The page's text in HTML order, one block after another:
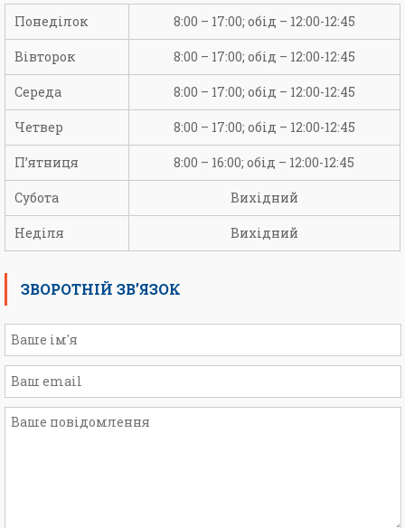
Понеділок 8:00 – 17:00; обід – 12:00-12:45
Вівторок 8:00 – 17:00; обід – 12:00-12:45
Середа 8:00 – 17:00; обід – 12:00-12:45
Четвер 8:00 – 17:00; обід – 12:00-12:45
П’ятниця 8:00 – 16:00; обід – 12:00-12:45
Субота Вихідний
Неділя Вихідний
ЗВОРОТНІЙ ЗВ’ЯЗОК